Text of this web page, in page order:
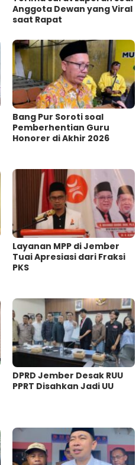
Anggota Dewan yang Viral
saat Rapat
Bang Pur Soroti soal
Pemberhentian Guru
Honorer di Akhir 2026
Layanan MPP di Jember
Tuai Apresiasi dari Fraksi
PKS
DPRD Jember Desak RUU
PPRT Disahkan Jadi UU